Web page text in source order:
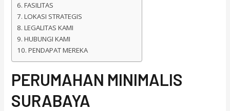
FASILITAS
LOKASI STRATEGIS
LEGALITAS KAMI
HUBUNGI KAMI
PENDAPAT MEREKA
PERUMAHAN MINIMALIS
SURABAYA